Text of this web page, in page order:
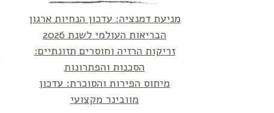
מניעת דמנציה: עדכון הנחיות ארגון
הבריאות העולמי לשנת 2026
זריקות הרזיה וחוסרים תזונתיים:
הסכנות והפתרונות
מיתוס הפירות והסוכרת: עדכון
מוובינר מקצועי